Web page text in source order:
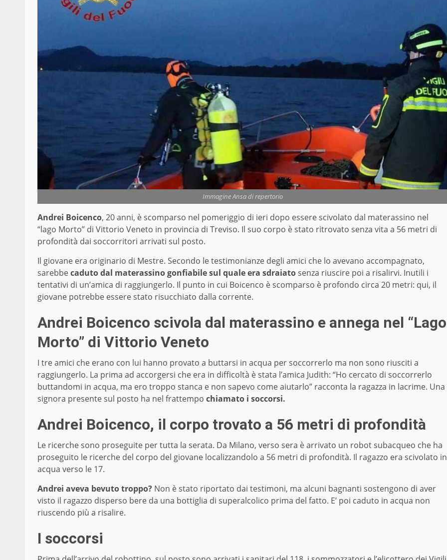
Immagine Ansa di repertorio
Andrei Boicenco, 20 anni, è scomparso nel pomeriggio di ieri dopo essere scivolato dal materassino nel
“lago Morto” di Vittorio Veneto in provincia di Treviso. Il suo corpo è stato ritrovato senza vita a 56 metri di
profondità dai soccorritori arrivati sul posto.
Il giovane era originario di Mestre. Secondo le testimonianze degli amici che lo avevano accompagnato,
sarebbecaduto dal materassino gonfiabile sul quale era sdraiatosenza riuscire poi a risalirvi. Inutili i
tentativi di un’amica di raggiungerlo. Il punto in cui Boicenco è scomparso è profondo circa 20 metri: qui, il
giovane potrebbe essere stato risucchiato dalla corrente.
Andrei Boicenco scivola dal materassino e annega nel “Lago
Morto” di Vittorio Veneto
I tre amici che erano con lui hanno provato a buttarsi in acqua per soccorrerlo ma non sono riusciti a
raggiungerlo. La prima ad accorgersi che era in difficoltà è stata l’amica Judith: “Ho cercato di soccorrerlo
buttandomi in acqua, ma ero troppo stanca e non sapevo come aiutarlo” racconta la ragazza in lacrime. Una
signora presente sul posto ha nel frattempo chiamato i soccorsi.
Andrei Boicenco, il corpo trovato a 56 metri di profondità
Le ricerche sono proseguite per tutta la serata. Da Milano, verso sera è arrivato un robot subacqueo che ha
proseguito le ricerche del corpo del giovane localizzandolo a 56 metri di profondità. Il ragazzo era scivolato in
acqua verso le 17.
Andrei aveva bevuto troppo? Non è stato riportato dai testimoni, ma alcuni bagnanti sostengono di aver
visto il ragazzo disperso bere da una bottiglia di superalcolico prima del fatto. E’ poi caduto in acqua non
riuscendo più a risalire.
I soccorsi